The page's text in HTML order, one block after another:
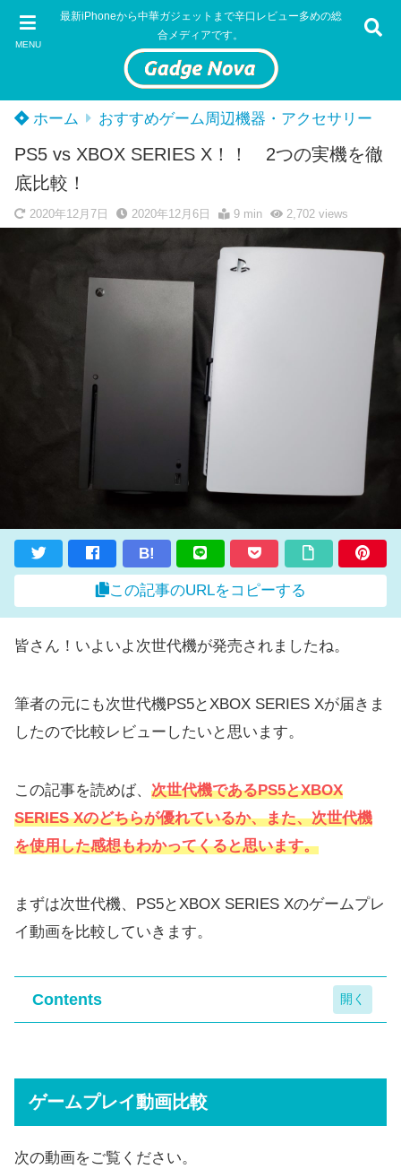
MENU
最新iPhoneから中華ガジェットまで辛口レビュー多めの総
合メディアです。
ホーム おすすめゲーム周辺機器・アクセサリー
PS5 vs XBOX SERIES X！！ 2つの実機を徹
底比較！
2020年12月7日 2020年12月6日 9 min 2,702views
B!
この記事のURLをコピーする
皆さん！いよいよ次世代機が発売されましたね。
筆者の元にも次世代機PS5とXBOX SERIES Xが届きま
したので比較レビューしたいと思います。
この記事を読めば、 次世代機であるPS5とXBOX
SERIES Xのどちらが優れているか、また、次世代機
を使用した感想もわかってくると思います。
まずは次世代機、PS5とXBOX SERIES Xのゲームプレ
イ動画を比較していきます。
Contents
コントローラー比較
ゲームプレイ動画比較
次の動画をご覧ください。